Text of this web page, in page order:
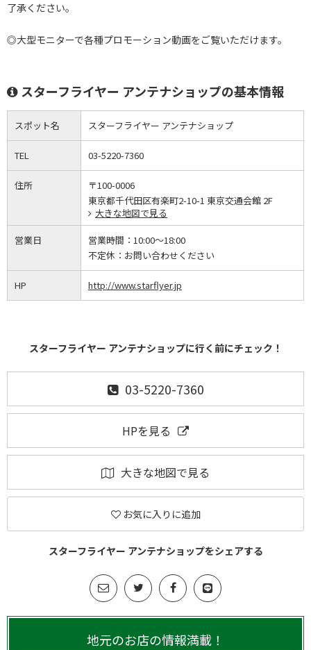
了承ください。
◎大型モニターで各種プロモーション動画をご覧いただけます。
スターフライヤー アンテナショップの基本情報
スポット名 スターフライヤー アンテナショップ
TEL 03-5220-7360
住所
〒100-0006
東京都千代田区有楽町2-10-1 東京交通会館 2F
大きな地図で見る
営業日 営業時間： 10:00～18:00
不定休： お問い合わせください
HP http://www.starflyer.jp
スターフライヤー アンテナショップに行く前にチェック！
03-5220-7360
HPを見る
大きな地図で見る
お気に入りに追加
スターフライヤー アンテナショップをシェアする
地元のお店の情報満載！